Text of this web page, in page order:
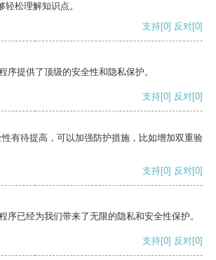
松理解知识点。
支持[0] 反对[0]
序提供了顶级的安全性和隐私保护。
支持[0] 反对[0]
有待提高，可以加强防护措施，比如增加双重验
支持[0] 反对[0]
序已经为我们带来了无限的隐私和安全性保护。
支持[0] 反对[0]